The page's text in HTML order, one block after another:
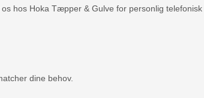
os hos Hoka Tæpper & Gulve for personlig
dine behov.